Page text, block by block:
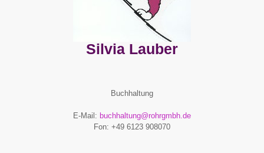
Silvia Lauber
Buchhaltung
E-Mail: buchhaltung@rohrgmbh.de
Fon: +49 6123 908070